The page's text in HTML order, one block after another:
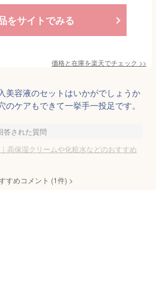
をサイトでみる
価格と在庫を楽天でチェック >>
美容液のセットはいかがでしょうか
ケアもできて一挙手一投足です。
答された質問
高保湿クリームや化粧水などのおすすめ
すめコメント (1件) >